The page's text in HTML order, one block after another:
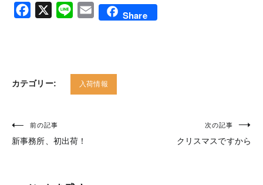
Facebook
X Line Email Share
カテゴリー: 入荷情報
投
稿
前の記事
新事務所、初出荷！
次の記事
クリスマスですから